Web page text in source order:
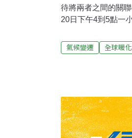
待將兩者之間的關
20日下午4到5點一
域。而7月20日這一
的其他地區。據8月
氣候變遷 全球暖化